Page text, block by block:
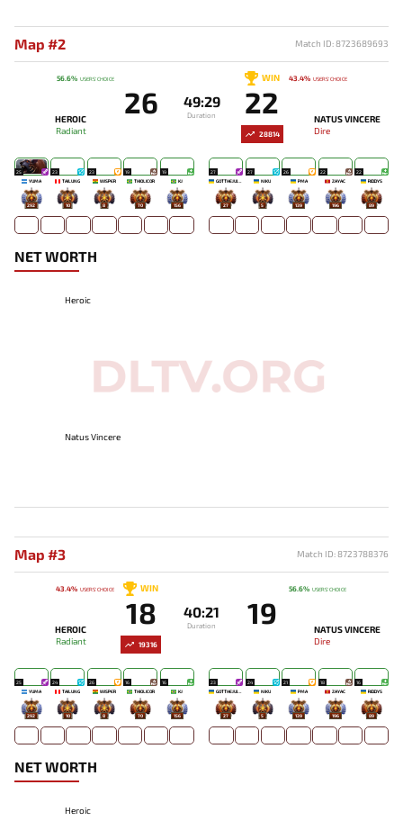
Map #2 Match ID: 8723689693
56.6% USERS' CHOICE
HEROIC
Radiant
26 49:29
Duration
WIN
22
NATUS VINCERE
Dire
28814
43.4% USERS' CHOICE
25
YUMA
292
23
TAILUNG
10
23
WISPER
8
19
THIOLICOR
70
19
KJ
156
27
GOTTHEJUICE
27
27
NIKU
5
26
PMA
139
22
ZAYAC
196
22
RIDDYS
89
NET WORTH
Heroic
Natus Vincere
Map #3 Match ID: 8723788376
43.4% USERS' CHOICE
19316
HEROIC
Radiant
WIN
18 40:21
Duration 19
NATUS VINCERE
Dire
56.6% USERS' CHOICE
25
YUMA
292
24
TAILUNG
10
26
WISPER
8
16
THIOLICOR
70
16
KJ
156
23
GOTTHEJUICE
27
24
NIKU
5
21
PMA
139
18
ZAYAC
196
16
RIDDYS
89
NET WORTH
Heroic